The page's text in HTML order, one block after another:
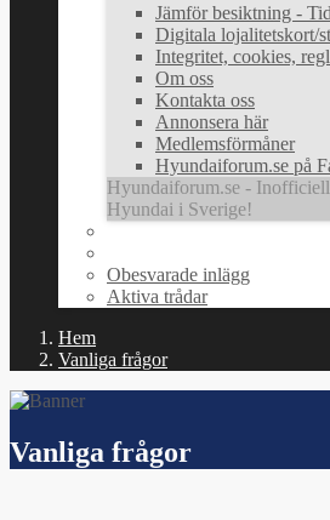
Jämför besiktning -
Digitala lojalitetskort/
Integritet, cookies,
Om oss
Kontakta oss
Annonsera här
Medlemsförmåner
Hyundaiforum.se på
Hyundaiforum.se -
Hyundai i Sverige!
Obesvarade inlägg
Aktiva trådar
Hem
Vanliga frågor
Vanliga frågor